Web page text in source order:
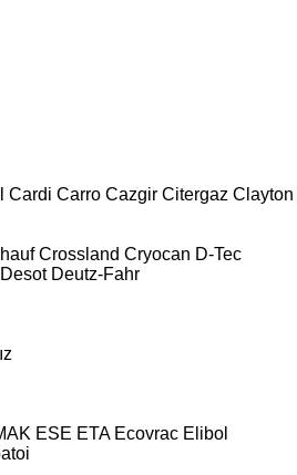
Cardi Carro Cazgir Citergaz Clayton
Crossland Cryocan D-Tec
Desot Deutz-Fahr
ESE ETA Ecovrac Elibol